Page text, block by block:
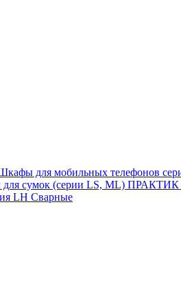
для мобильных телефонов
сумок (серии LS, ML) ПРАКТИК
LH Сварные